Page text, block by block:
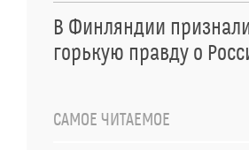
В Финляндии
горькую правду о
САМОЕ ЧИТАЕМОЕ